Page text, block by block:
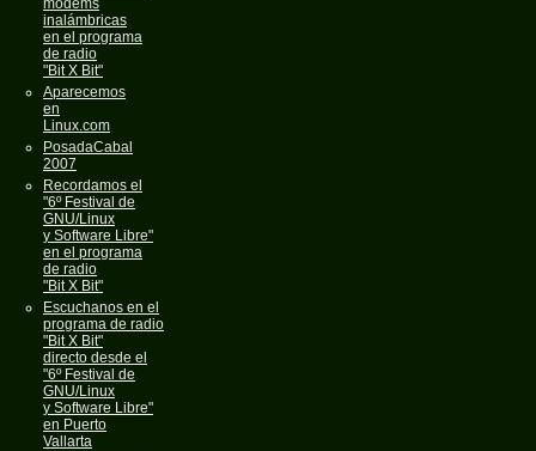
modems
inalámbricas
en el programa
de radio
"Bit X Bit"
Aparecemos
en
Linux.com
PosadaCabal
2007
Recordamos el
"6º Festival de
GNU/Linux
y Software Libre"
en el programa
de radio
"Bit X Bit"
Escuchanos en el
programa de radio
"Bit X Bit"
directo desde el
"6º Festival de
GNU/Linux
y Software Libre"
en Puerto
Vallarta